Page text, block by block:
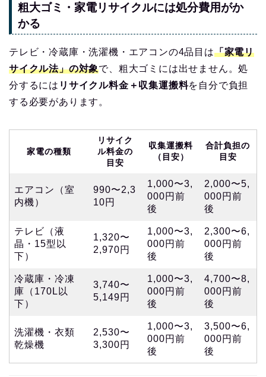
粗大ゴミ・家電リサイクルには処分費用がか
かる
テレビ・冷蔵庫・洗濯機・エアコンの4品目は「家電リ
サイクル法」の対象で、粗大ゴミには出せません。処
分するには リサイクル料金＋収集運搬料を自分で負担
する必要があります。
家電の種類
リサイク
ル料金の
目安
収集運搬料
（目安）
合計負担の
目安
エアコン（室
内機）
990〜2,3
10円
1,000〜3,
000円前
後
2,000〜5,
000円前
後
テレビ（液
晶・15型以
下）
1,320〜
2,970円
1,000〜3,
000円前
後
2,300〜6,
000円前
後
冷蔵庫・冷凍
庫（170L以
下）
3,740〜
5,149円
1,000〜3,
000円前
後
4,700〜8,
000円前
後
洗濯機・衣類
乾燥機
2,530〜
3,300円
1,000〜3,
000円前
後
3,500〜6,
000円前
後